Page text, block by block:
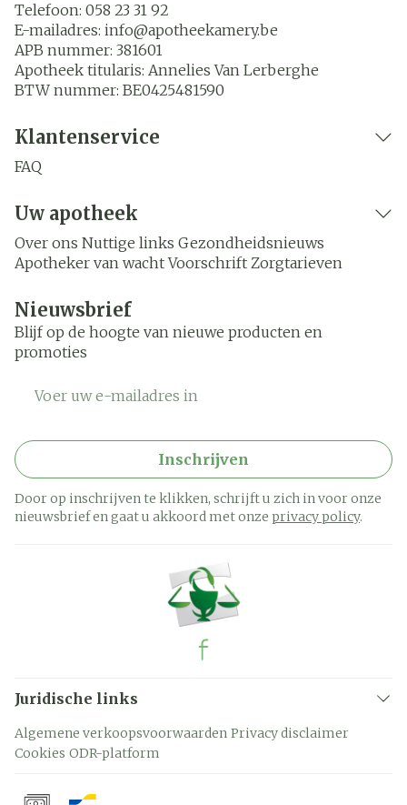
Telefoon: 058 23 31 92
E-mailadres: info@apotheekamery.be
APB nummer: 381601
Apotheek titularis: Annelies Van Lerberghe
BTW nummer: BE0425481590
Klantenservice
FAQ
Uw apotheek
Over ons Nuttige links Gezondheidsnieuws
Apotheker van wacht Voorschrift Zorgtarieven
Nieuwsbrief
Blijf op de hoogte van nieuwe producten en
promoties
Inschrijven
Door op inschrijven te klikken, schrijft u zich in voor onze
nieuwsbrief en gaat u akkoord met onze privacy policy.
Juridische links
Algemene verkoopsvoorwaarden Privacy disclaimer
Cookies ODR-platform